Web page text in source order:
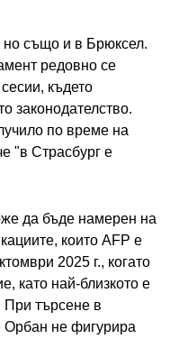
но също и в Брюксел.
редовно се
където
законодателство.
по време на
"в Страсбург е
да бъде намерен на
които AFP е
2025 г., когато
като най-близкото е
При търсене в
Орбан не фигурира